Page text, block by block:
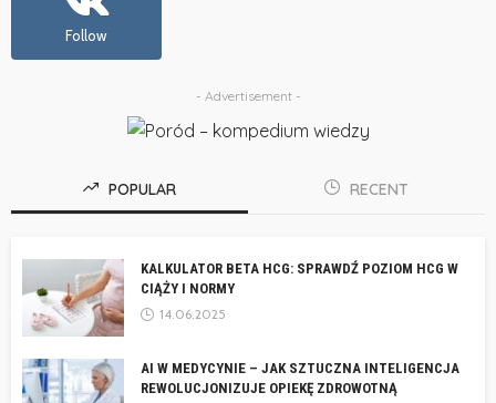
Follow
- Advertisement -
POPULAR RECENT
KALKULATOR BETA HCG: SPRAWDŹ POZIOM HCG W
CIĄŻY I NORMY
14.06.2025
AI W MEDYCYNIE – JAK SZTUCZNA INTELIGENCJA
REWOLUCJONIZUJE OPIEKĘ ZDROWOTNĄ